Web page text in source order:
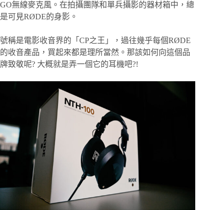
GO無線麥克風。在拍攝團隊和單兵攝影的器材箱中，總
是可見RØDE的身影。
號稱是電影收音界的「CP之王」，過往幾乎每個RØDE
的收音產品，買起來都是理所當然。那該如何向這個品
牌致敬呢? 大概就是弄一個它的耳機吧?!